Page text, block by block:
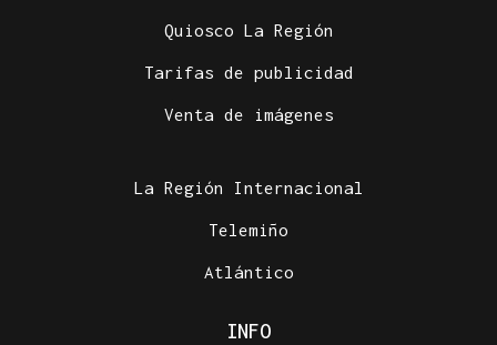
Quiosco La Región
Tarifas de publicidad
Venta de imágenes
La Región Internacional
Telemiño
Atlántico
INFO